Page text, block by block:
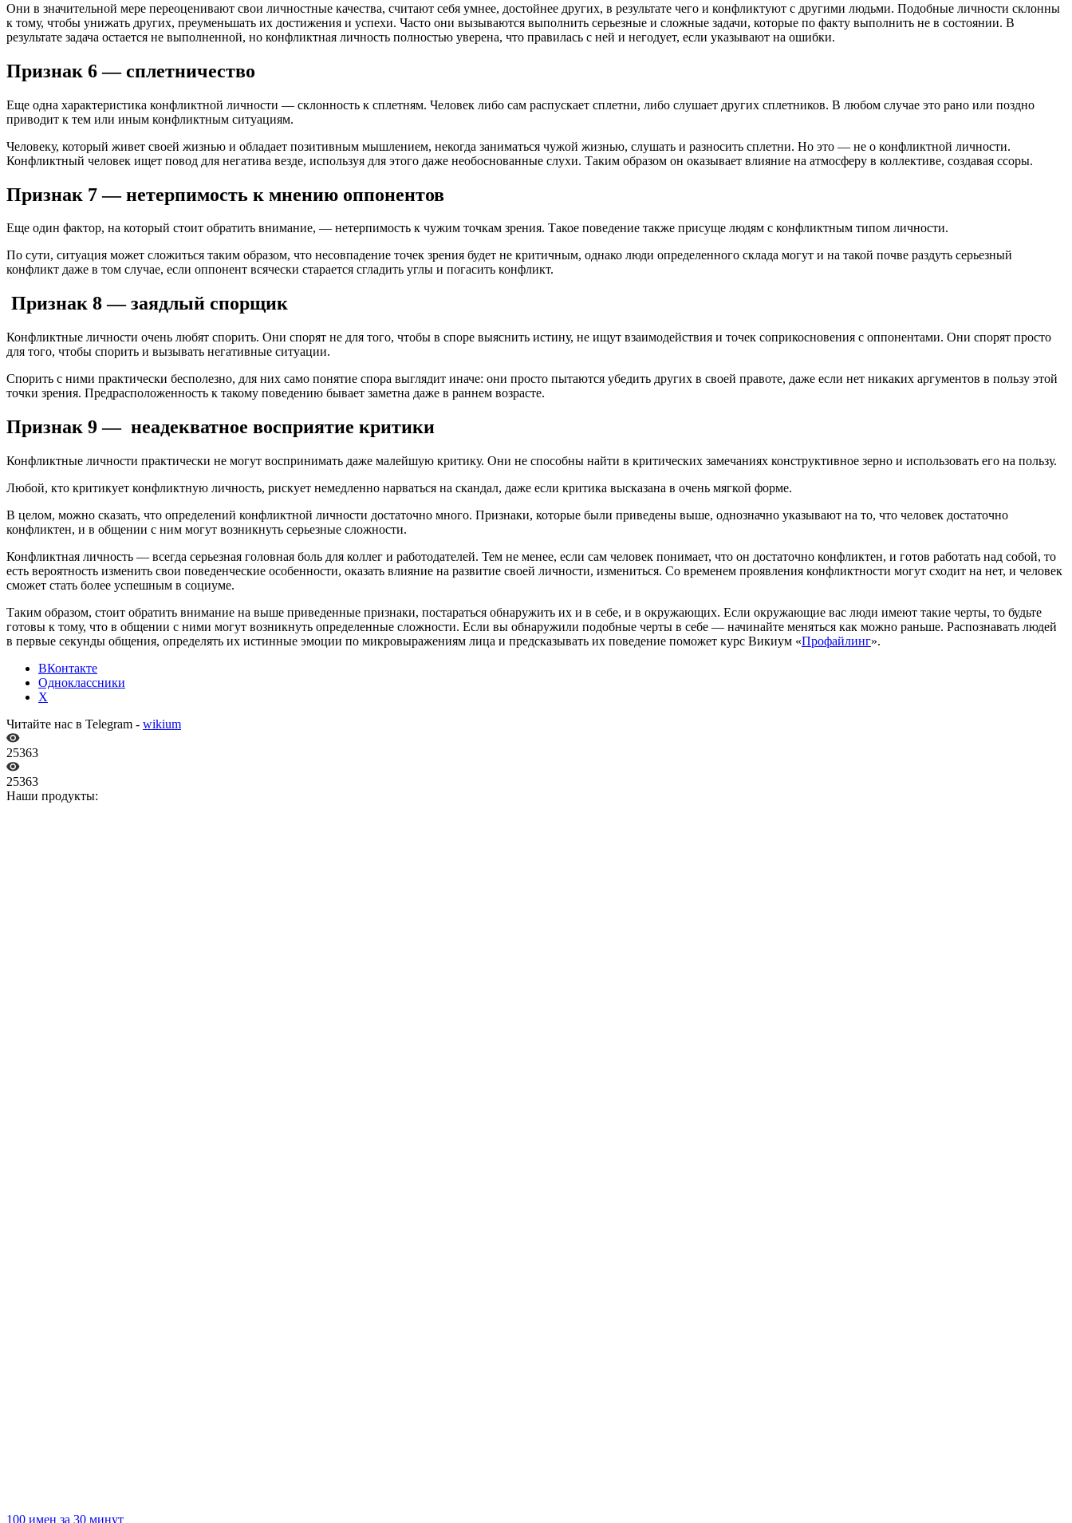
Они в значительной мере переоценивают свои личностные качества, считают себя умнее, достойнее других, в результате чего и конфликтуют с другими людьми. Подобные личности склонны
к тому, чтобы унижать других, преуменьшать их достижения и успехи. Часто они вызываются выполнить серьезные и сложные задачи, которые по факту выполнить не в состоянии. В
результате задача остается не выполненной, но конфликтная личность полностью уверена, что правилась с ней и негодует, если указывают на ошибки.
Признак 6 — сплетничество
Еще одна характеристика конфликтной личности — склонность к сплетням. Человек либо сам распускает сплетни, либо слушает других сплетников. В любом случае это рано или поздно
приводит к тем или иным конфликтным ситуациям.
Человеку, который живет своей жизнью и обладает позитивным мышлением, некогда заниматься чужой жизнью, слушать и разносить сплетни. Но это — не о конфликтной личности.
Конфликтный человек ищет повод для негатива везде, используя для этого даже необоснованные слухи. Таким образом он оказывает влияние на атмосферу в коллективе, создавая ссоры.
Признак 7 — нетерпимость к мнению оппонентов
Еще один фактор, на который стоит обратить внимание, — нетерпимость к чужим точкам зрения. Такое поведение также присуще людям с конфликтным типом личности.
По сути, ситуация может сложиться таким образом, что несовпадение точек зрения будет не критичным, однако люди определенного склада могут и на такой почве раздуть серьезный
конфликт даже в том случае, если оппонент всячески старается сгладить углы и погасить конфликт.
Признак 8 — заядлый спорщик
Конфликтные личности очень любят спорить. Они спорят не для того, чтобы в споре выяснить истину, не ищут взаимодействия и точек соприкосновения с оппонентами. Они спорят просто
для того, чтобы спорить и вызывать негативные ситуации.
Спорить с ними практически бесполезно, для них само понятие спора выглядит иначе: они просто пытаются убедить других в своей правоте, даже если нет никаких аргументов в пользу этой
точки зрения. Предрасположенность к такому поведению бывает заметна даже в раннем возрасте.
Признак 9 — неадекватное восприятие критики
Конфликтные личности практически не могут воспринимать даже малейшую критику. Они не способны найти в критических замечаниях конструктивное зерно и использовать его на пользу.
Любой, кто критикует конфликтную личность, рискует немедленно нарваться на скандал, даже если критика высказана в очень мягкой форме.
В целом, можно сказать, что определений конфликтной личности достаточно много. Признаки, которые были приведены выше, однозначно указывают на то, что человек достаточно
конфликтен, и в общении с ним могут возникнуть серьезные сложности.
Конфликтная личность — всегда серьезная головная боль для коллег и работодателей. Тем не менее, если сам человек понимает, что он достаточно конфликтен, и готов работать над собой, то
есть вероятность изменить свои поведенческие особенности, оказать влияние на развитие своей личности, измениться. Со временем проявления конфликтности могут сходит на нет, и человек
сможет стать более успешным в социуме.
Таким образом, стоит обратить внимание на выше приведенные признаки, постараться обнаружить их и в себе, и в окружающих. Если окружающие вас люди имеют такие черты, то будьте
готовы к тому, что в общении с ними могут возникнуть определенные сложности. Если вы обнаружили подобные черты в себе — начинайте меняться как можно раньше. Распознавать людей
в первые секунды общения, определять их истинные эмоции по микровыражениям лица и предсказывать их поведение поможет курс Викиум «Профайлинг».
ВКонтакте
Одноклассники
X
Читайте нас в Telegram - wikium
25363
25363
Наши продукты:
100 имен за 30 минут